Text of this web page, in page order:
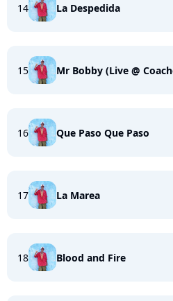
14 La Despedida
15 Mr Bobby (Live @
16 Que Paso Que Paso
17 La Marea
18 Blood and Fire